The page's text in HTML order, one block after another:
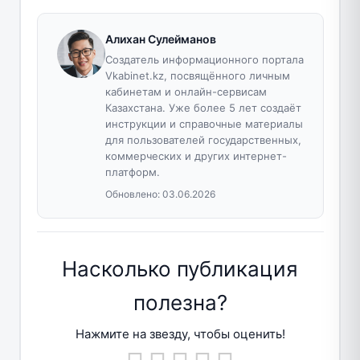
Алихан Сулейманов
Создатель информационного портала
Vkabinet.kz, посвящённого личным
кабинетам и онлайн-сервисам
Казахстана. Уже более 5 лет создаёт
инструкции и справочные материалы
для пользователей государственных,
коммерческих и других интернет-
платформ.
Обновлено: 03.06.2026
Насколько публикация
полезна?
Нажмите на звезду, чтобы оценить!